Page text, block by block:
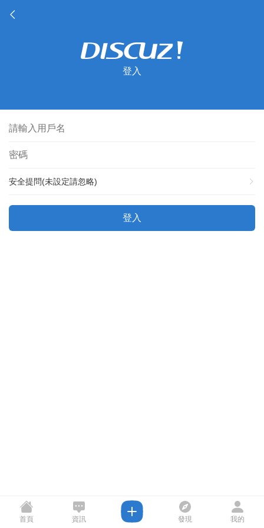
登入
安全提問(未設定請忽略)
登入
首頁 資訊 發現 我的